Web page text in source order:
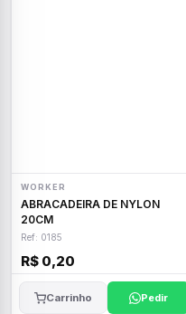
WORKER
ABRACADEIRA DE NYLON
20CM
Ref: 0185
R$ 0,20
Carrinho Pedir